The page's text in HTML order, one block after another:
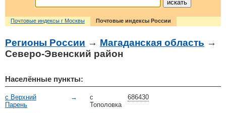
Почтовые индексы г Москвы Почтовые индексы России
Регионы России → Магаданская область →
Северо-Эвенский район
Населённые пункты:
→
с Верхний
Парень
686430
с
Тополовка